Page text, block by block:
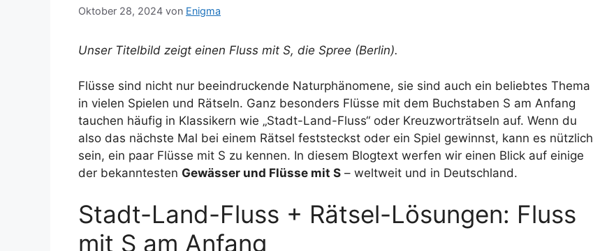
Oktober 28, 2024 von Enigma
Unser Titelbild zeigt einen Fluss mit S, die Spree (Berlin).
Flüsse sind nicht nur beeindruckende Naturphänomene, sie sind auch ein beliebtes Thema
in vielen Spielen und Rätseln. Ganz besonders Flüsse mit dem Buchstaben S am Anfang
tauchen häufig in Klassikern wie „Stadt-Land-Fluss“ oder Kreuzworträtseln auf. Wenn du
also das nächste Mal bei einem Rätsel feststeckst oder ein Spiel gewinnst, kann es nützlich
sein, ein paar Flüsse mit S zu kennen. In diesem Blogtext werfen wir einen Blick auf einige
der bekanntesten Gewässer und Flüsse mit S – weltweit und in Deutschland.
Stadt-Land-Fluss + Rätsel-Lösungen: Fluss
mit S am Anfang